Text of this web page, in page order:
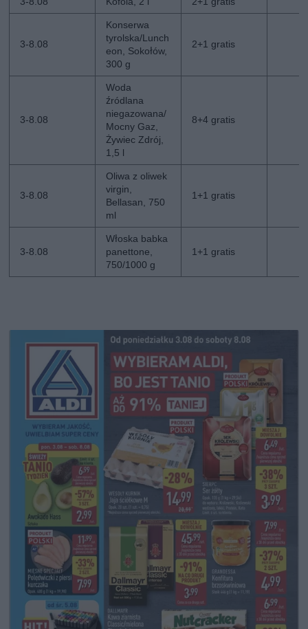
3-8.08
Konserwa
tyrolska/Lunch
eon, Sokołów,
300 g
2+1 gratis
3-8.08
Woda
źródlana
niegazowana/
Mocny Gaz,
Żywiec Zdrój,
1,5 l
8+4 gratis
3-8.08
Oliwa z oliwek
virgin,
Bellasan, 750
ml
1+1 gratis
3-8.08
Włoska babka
panettone,
750/1000 g
1+1 gratis